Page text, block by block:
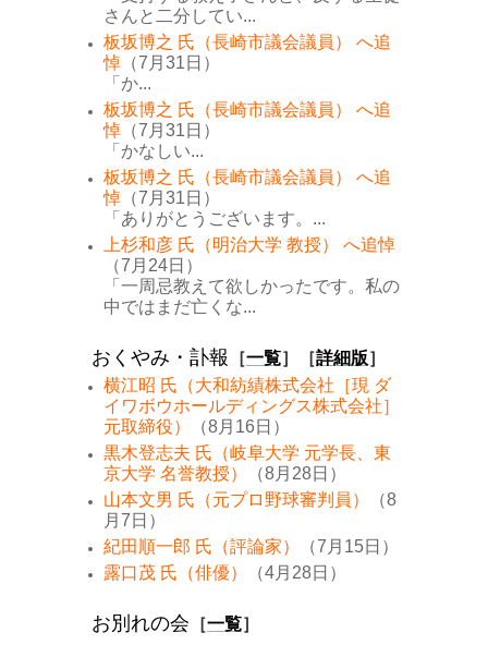
さんと二分してい...
板坂博之 氏（長崎市議会議員） へ追
悼 （7月31日）
「か...
板坂博之 氏（長崎市議会議員） へ追
悼 （7月31日）
「かなしい...
板坂博之 氏（長崎市議会議員） へ追
悼 （7月31日）
「ありがとうございます。...
上杉和彦 氏（明治大学 教授） へ追悼
（7月24日）
「一周忌教えて欲しかったです。私の
中ではまだ亡くな...
おくやみ・訃報 ［一覧］［詳細版］
横江昭 氏（大和紡績株式会社［現 ダ
イワボウホールディングス株式会社］
元取締役）
（8月16日）
黒木登志夫 氏（岐阜大学 元学長、東
京大学 名誉教授）
（8月28日）
山本文男 氏（元プロ野球審判員）
（8
月7日）
紀田順一郎 氏（評論家）
（7月15日）
露口茂 氏（俳優）
（4月28日）
お別れの会 ［一覧］